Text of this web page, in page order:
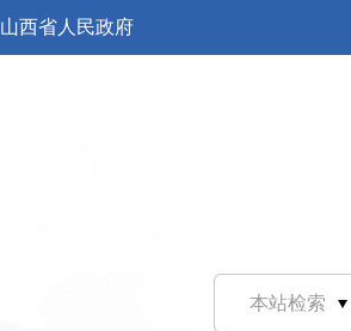
山西省人民政府
本站检索